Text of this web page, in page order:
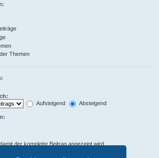
Themen
Aufsteigend
Absteigend
der komplette Beitrag angezeigt wird.